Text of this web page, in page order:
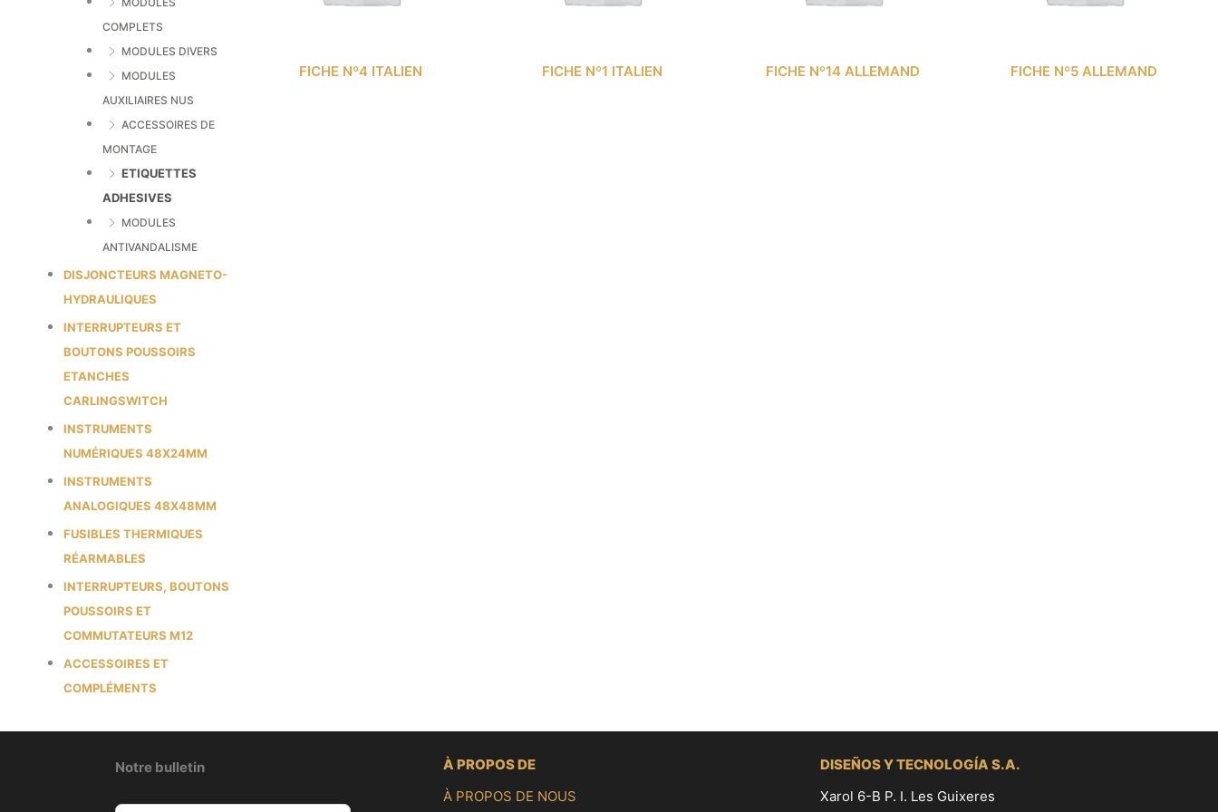
COMPLETS
MODULES DIVERS
MODULES
AUXILIAIRES NUS
ACCESSOIRES DE
MONTAGE
ETIQUETTES
ADHESIVES
MODULES
ANTIVANDALISME
DISJONCTEURS MAGNETO-
HYDRAULIQUES
INTERRUPTEURS ET
BOUTONS POUSSOIRS
ETANCHES
CARLINGSWITCH
INSTRUMENTS
NUMÉRIQUES 48X24MM
INSTRUMENTS
ANALOGIQUES 48X48MM
FUSIBLES THERMIQUES
RÉARMABLES
INTERRUPTEURS, BOUTONS
POUSSOIRS ET
COMMUTATEURS M12
ACCESSOIRES ET
COMPLÉMENTS
FICHE Nº4 ITALIEN FICHE Nº1 ITALIEN FICHE Nº14 ALLEMAND FICHE Nº5 ALLEMAND
Notre bulletin
À PROPOS DE
À PROPOS DE NOUS
DISEÑOS Y TECNOLOGÍA S.A.
Xarol 6-B P. I. Les Guixeres